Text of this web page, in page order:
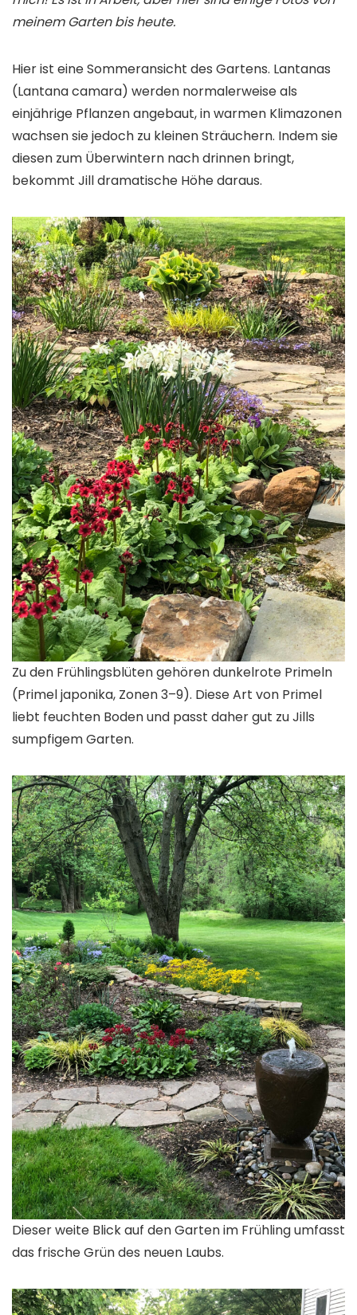
meinem Garten bis heute.
Hier ist eine Sommeransicht des Gartens. Lantanas
(Lantanacamara) werden normalerweise als
einjährige Pflanzen angebaut, in warmen Klimazonen
wachsen sie jedoch zu kleinen Sträuchern. Indem sie
diesen zum Überwintern nach drinnen bringt,
bekommt Jill dramatische Höhe daraus.
Zu den Frühlingsblüten gehören dunkelrote Primeln
(Primeljaponika, Zonen 3–9). Diese Art von Primel
liebt feuchten Boden und passt daher gut zu Jills
sumpfigem Garten.
Dieser weite Blick auf den Garten im Frühling umfasst
das frische Grün des neuen Laubs.